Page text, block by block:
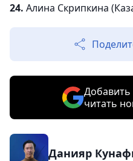
24. Алина Скрипкина
читать
Данияр